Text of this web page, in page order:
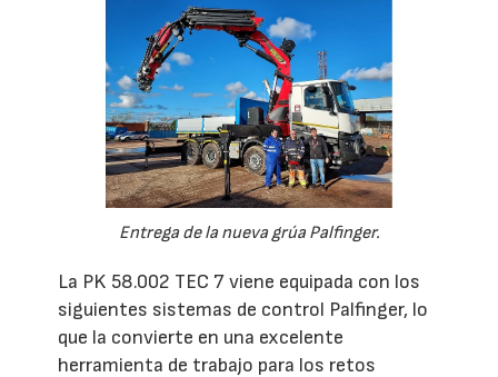
Entrega de la nueva grúa Palfinger.
La PK 58.002 TEC 7 viene equipada con los
siguientes sistemas de control Palfinger, lo
que la convierte en una excelente
herramienta de trabajo para los retos